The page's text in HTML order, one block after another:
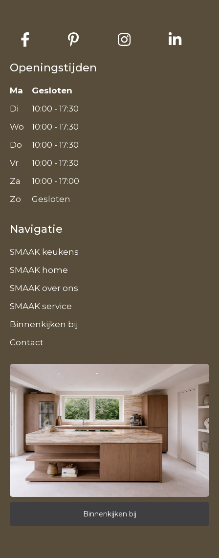
Openingstijden
Ma
Gesloten
Di
10:00 - 17:30
Wo
10:00 - 17:30
Do
10:00 - 17:30
Vr
10:00 - 17:30
Za
10:00 - 17:00
Zo
Gesloten
Navigatie
SMAAK keukens
SMAAK home
SMAAK over ons
SMAAK service
Binnenkijken bij
Contact
Binnenkijken bij